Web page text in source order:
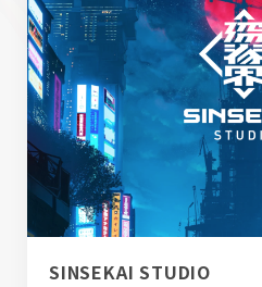
SINSEKAI STUDIO